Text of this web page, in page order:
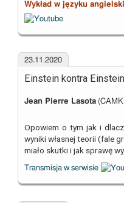
Wykład w języku
23.11.2020
Einstein kontra Einstein
Jean Pierre Lasota
Opowiem o tym jak i
wyniki własnej teorii (fale
miało skutki i jak sprawę
Transmisja w serwisie